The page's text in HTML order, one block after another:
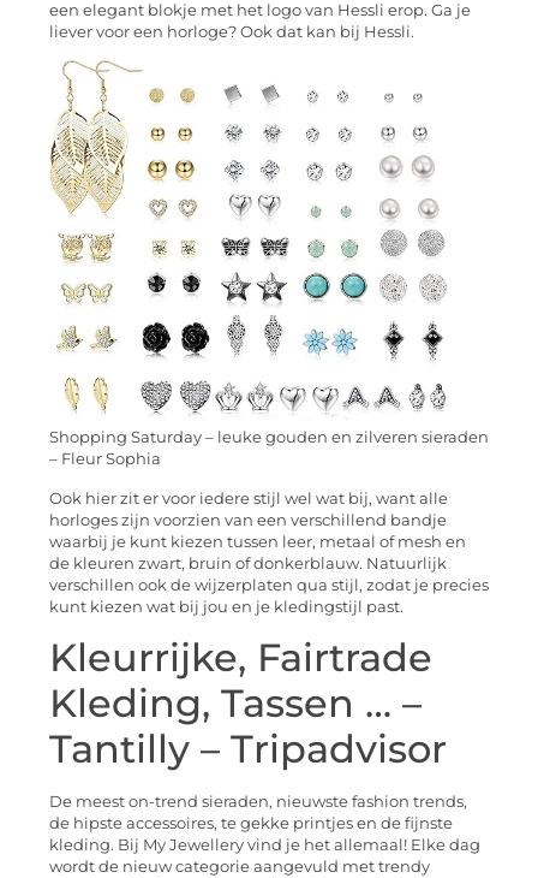
een elegant blokje met het logo van Hessli erop. Ga je
liever voor een horloge? Ook dat kan bij Hessli.
Shopping Saturday – leuke gouden en zilveren sieraden
– Fleur Sophia
Ook hier zit er voor iedere stijl wel wat bij, want alle
horloges zijn voorzien van een verschillend bandje
waarbij je kunt kiezen tussen leer, metaal of mesh en
de kleuren zwart, bruin of donkerblauw. Natuurlijk
verschillen ook de wijzerplaten qua stijl, zodat je precies
kunt kiezen wat bij jou en je kledingstijl past.
Kleurrijke, Fairtrade
Kleding, Tassen … –
Tantilly – Tripadvisor
De meest on-trend sieraden, nieuwste fashion trends,
de hipste accessoires, te gekke printjes en de fijnste
kleding. Bij My Jewellery vind je het allemaal! Elke dag
wordt de nieuw categorie aangevuld met trendy